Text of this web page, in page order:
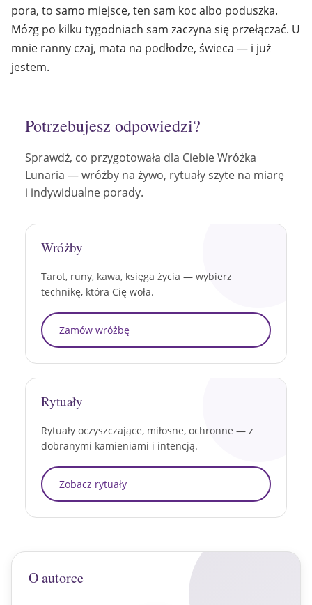
pora, to samo miejsce, ten sam koc albo poduszka.
Mózg po kilku tygodniach sam zaczyna się przełączać. U
mnie ranny czaj, mata na podłodze, świeca — i już
jestem.
Potrzebujesz odpowiedzi?
Sprawdź, co przygotowała dla Ciebie Wróżka
Lunaria — wróżby na żywo, rytuały szyte na miarę
i indywidualne porady.
Wróżby
Tarot, runy, kawa, księga życia — wybierz
technikę, która Cię woła.
Zamów wróżbę
Rytuały
Rytuały oczyszczające, miłosne, ochronne — z
dobranymi kamieniami i intencją.
Zobacz rytuały
O autorce